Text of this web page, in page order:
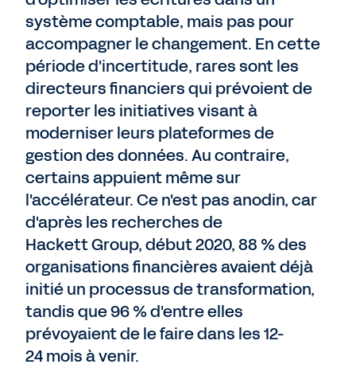
système comptable, mais pas pour
accompagner le changement. En cette
période d'incertitude, rares sont les
directeurs financiers qui prévoient de
reporter les initiatives visant à
moderniser leurs plateformes de
gestion des données. Au contraire,
certains appuient même sur
l'accélérateur. Ce n'est pas anodin, car
d'après les recherches de
Hackett Group, début 2020, 88 % des
organisations financières avaient déjà
initié un processus de transformation,
tandis que 96 % d'entre elles
prévoyaient de le faire dans les 12-
24 mois à venir.